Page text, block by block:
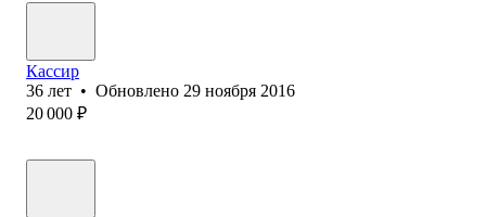
Кассир
36 лет • Обновлено 29 ноября 2016
20 000 ₽